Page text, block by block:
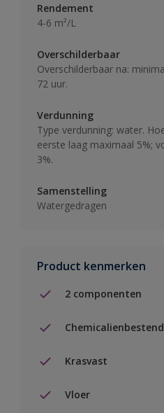
Rendement
4-6 m²/L
Overschilderbaar
Overschilderbaar na:
72 uur.
Verdunning
Type verdunning: water.
eerste laag maximaal 5%;
3%.
Samenstelling
Watergedragen
Product kenmerken
2 componenten
Krasvast
Vloer